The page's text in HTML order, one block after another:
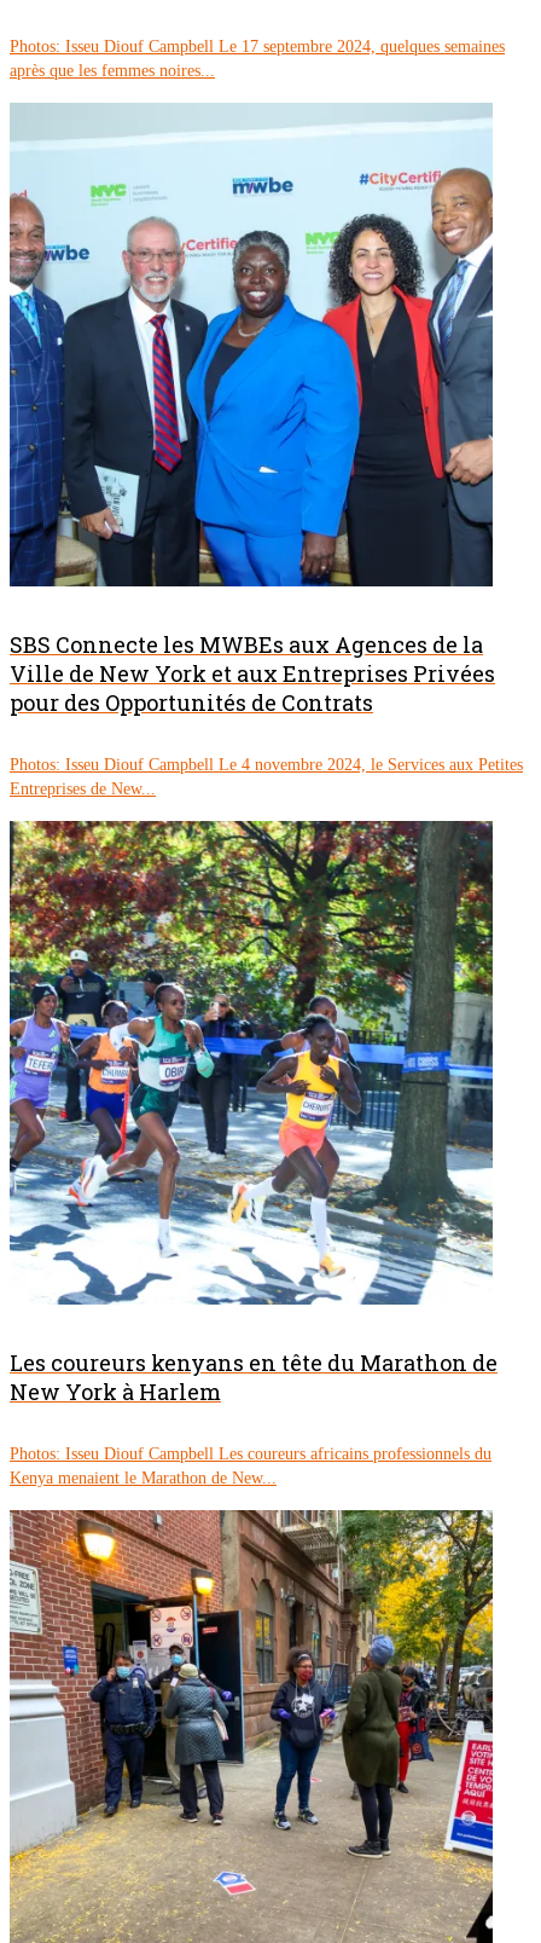
Photos: Isseu Diouf Campbell Le 17 septembre 2024, quelques semaines
après que les femmes noires...
SBS Connecte les MWBEs aux Agences de la
Ville de New York et aux Entreprises Privées
pour des Opportunités de Contrats
Photos: Isseu Diouf Campbell Le 4 novembre 2024, le Services aux Petites
Entreprises de New...
Les coureurs kenyans en tête du Marathon de
New York à Harlem
Photos: Isseu Diouf Campbell Les coureurs africains professionnels du
Kenya menaient le Marathon de New...